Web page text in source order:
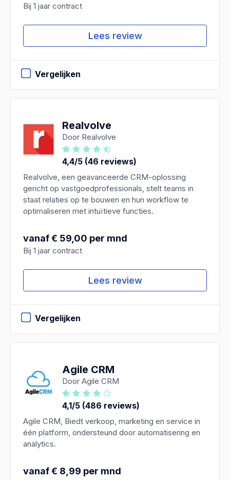
Bij 1 jaar contract
Lees review
Vergelijken
Realvolve
Door Realvolve
4,4/5 (46 reviews)
Realvolve, een geavanceerde CRM-oplossing
gericht op vastgoedprofessionals, stelt teams in
staat relaties op te bouwen en hun workflow te
optimaliseren met intuïtieve functies.
vanaf € 59,00 per mnd
Bij 1 jaar contract
Lees review
Vergelijken
Agile CRM
Door Agile CRM
4,1/5 (486 reviews)
Agile CRM, Biedt verkoop, marketing en service in
één platform, ondersteund door automatisering en
analytics.
vanaf € 8,99 per mnd